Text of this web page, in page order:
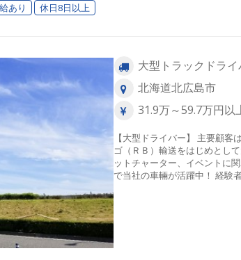
あり 休日8日以上
大型トラックドライ
北海道北広島市
31.9万～59.7万円以
【大型ドライバー】 主要顧客
ゴ（ＲＢ）輸送をはじめとし
ットチャーター、イベントに
で当社の車輛が活躍中！ 経験
行って参ります。 ＼ポイント／ ★ゆとりのある配車スケジュールを組
んでいます。 ★カゴ/パレット
ています。 ★豊富な案件がご
じてお任せできます。 ★配送
ポートするので安心してくださ